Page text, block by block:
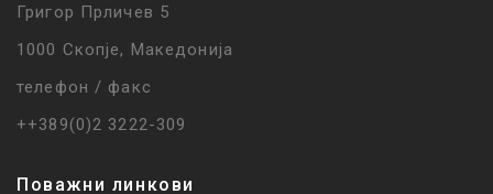
Григор Прличев 5
1000 Скопје, Македонија
телефон / факс
++389(0)2 3222-309
Поважни линкови